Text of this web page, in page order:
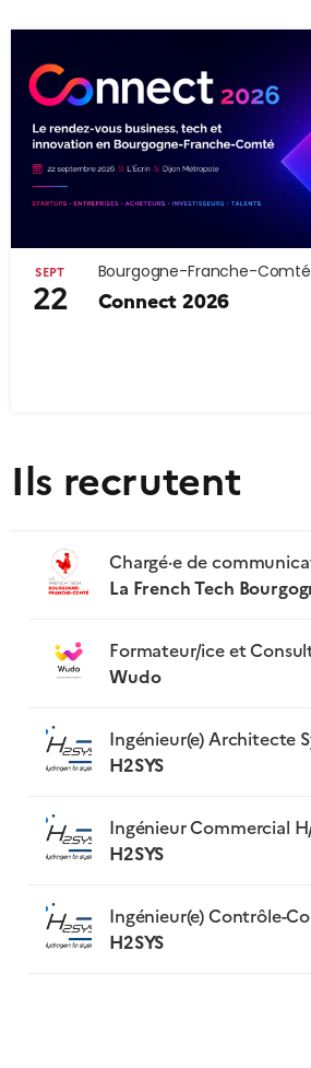
SEPT
22
Bourgogne-Franche-Comté
Connect 2026
Ils recrutent
Chargé·e de
La French Tech
Formateur/ice et
Wudo
Ingénieur(e) Architecte
H2SYS
Ingénieur Commercial
H2SYS
Ingénieur(e) Contrôle-
H2SYS